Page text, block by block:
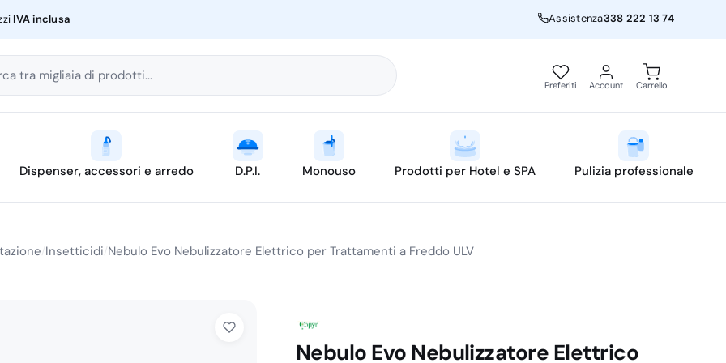
IVA inclusa Assistenza338 222 13 74
tra migliaia di prodotti...
Preferiti Account Carrello
Dispenser, accessori e arredo D.P.I. Monouso Prodotti per Hotel e SPA Pulizia professionale
Insetticidi Nebulo Evo Nebulizzatore Elettrico per Trattamenti a Freddo ULV
Nebulo Evo Nebulizzatore Elettrico